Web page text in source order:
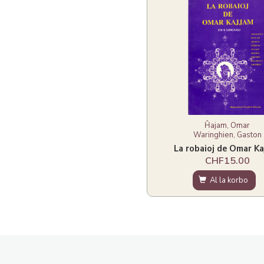
Ĥajam, Omar
Waringhien, Gaston
La robaioj de Omar
CHF15.00
Al la korbo